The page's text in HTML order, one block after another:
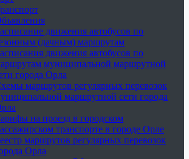
движения автобусов по
(дачным) маршрутам
движения автобусов по
муниципальной маршрутной
города Орла
маршрутов регулярных перевозок
маршрутной сети города
на проезд в городском
транспорте в городе Орле
маршрутов регулярных перевозок
Орла